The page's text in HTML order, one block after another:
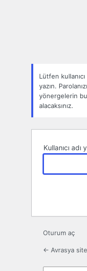
Lütfen
yazın.
yönergelerin
alacaksınız.
Kullanıcı
Oturum aç
← Avrasya